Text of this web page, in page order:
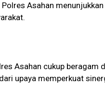
Asahan
Asahan cukup beragam
upaya memperkuat